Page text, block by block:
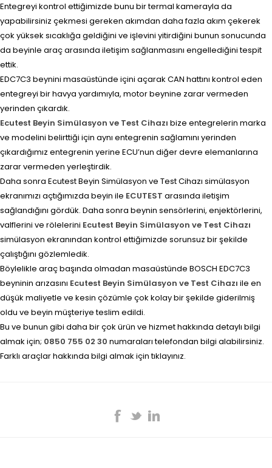
Entegreyi kontrol ettiğimizde bunu bir termal kamerayla da
yapabilirsiniz çekmesi gereken akımdan daha fazla akım çekerek
çok yüksek sıcaklığa geldiğini ve işlevini yitirdiğini bunun sonucunda
da beyinle araç arasında iletişim sağlanmasını engellediğini tespit
ettik.
EDC7C3 beynini masaüstünde içini açarak CAN hattını kontrol eden
entegreyi bir havya yardımıyla, motor beynine zarar vermeden
yerinden çıkardık.
Ecutest Beyin Simülasyon ve Test Cihazı bize entegrelerin marka
ve modelini belirttiği için aynı entegrenin sağlamını yerinden
çıkardığımız entegrenin yerine ECU’nun diğer devre elemanlarına
zarar vermeden yerleştirdik.
Daha sonra Ecutest Beyin Simülasyon ve Test Cihazı simülasyon
ekranımızı açtığımızda beyin ile ECUTEST arasında iletişim
sağlandığını gördük. Daha sonra beynin sensörlerini, enjektörlerini,
valflerini ve rölelerini Ecutest Beyin Simülasyon ve Test Cihazı
simülasyon ekranından kontrol ettiğimizde sorunsuz bir şekilde
çalıştığını gözlemledik.
Böylelikle araç başında olmadan masaüstünde BOSCH EDC7C3
beyninin arızasını Ecutest Beyin Simülasyon ve Test Cihazı ile en
düşük maliyetle ve kesin çözümle çok kolay bir şekilde giderilmiş
oldu ve beyin müşteriye teslim edildi.
Bu ve bunun gibi daha bir çok ürün ve hizmet hakkında detaylı bilgi
almak için; 0850 755 02 30 numaraları telefondan bilgi alabilirsiniz.
Farklı araçlar hakkında bilgi almak için tıklayınız.